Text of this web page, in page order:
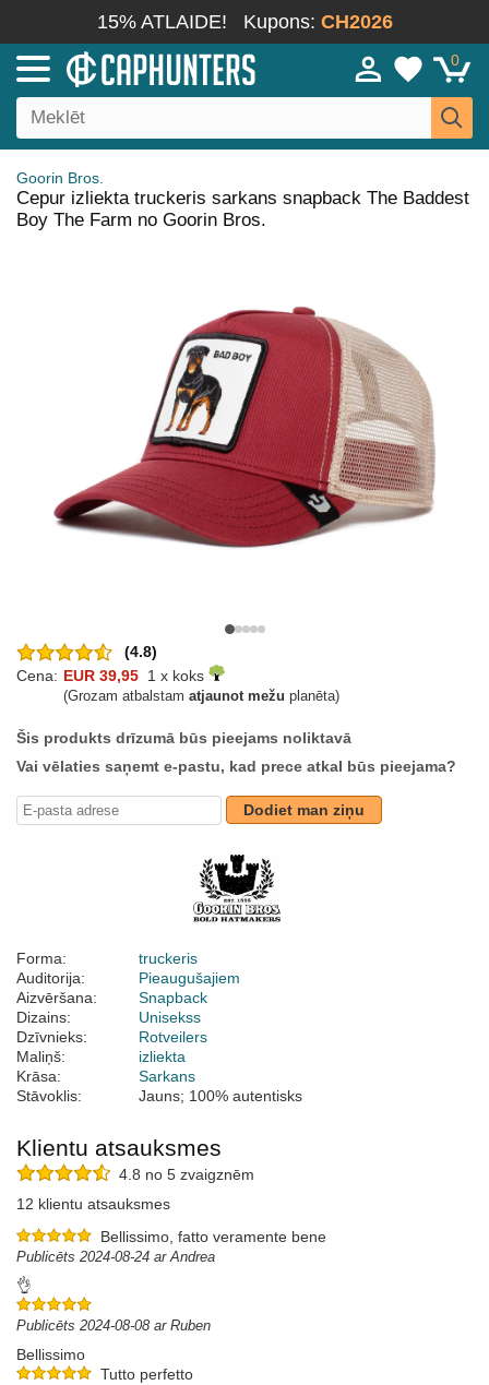
15% ATLAIDE! Kupons: CH2026
0
Goorin Bros.
Cepur izliekta truckeris sarkans snapback The Baddest
Boy The Farm no Goorin Bros.
(4.8)
Cena: EUR 39,95 1 x koks
(Grozam atbalstam atjaunot mežu planēta)
Šis produkts drīzumā būs pieejams noliktavā
Vai vēlaties saņemt e-pastu, kad prece atkal būs pieejama?
Dodiet man ziņu
Forma:
truckeris
Auditorija:
Pieaugušajiem
Aizvēršana:
Snapback
Dizains:
Unisekss
Dzīvnieks:
Rotveilers
Maliņš:
izliekta
Krāsa:
Sarkans
Stāvoklis:
Jauns; 100% autentisks
Klientu atsauksmes
4.8 no 5 zvaigznēm
12 klientu atsauksmes
Bellissimo, fatto veramente bene
Publicēts 2024-08-24 ar Andrea
👌
Publicēts 2024-08-08 ar Ruben
Bellissimo
Tutto perfetto